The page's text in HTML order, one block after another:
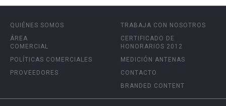
QUIÉNES SOMOS
ÁREA
COMERCIAL
POLÍTICAS COMERCIALES
PROVEEDORES
TRABAJA CON NOSOTROS
CERTIFICADO DE
HONORARIOS 2012
MEDICIÓN ANTENAS
CONTACTO
BRANDED CONTENT